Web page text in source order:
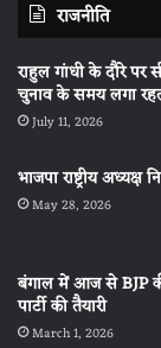
राजनीति
राहुल गांधी के दौरे
चुनाव के समय लगा
July 11, 2026
भाजपा राष्ट्रीय
May 28, 2026
बंगाल में आज से BJP की
पार्टी की तैयारी
March 1, 2026